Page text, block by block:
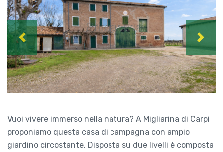
Previous Next
Vuoi vivere immerso nella natura? A Migliarina di Carpi
proponiamo questa casa di campagna con ampio
giardino circostante. Disposta su due livelli è composta